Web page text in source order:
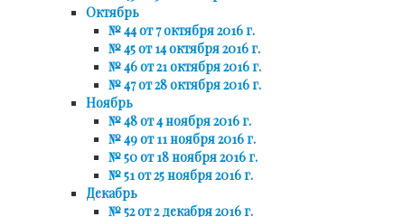
Октябрь
№ 44 от 7 октября 2016 г.
№ 45 от 14 октября 2016 г.
№ 46 от 21 октября 2016 г.
№ 47 от 28 октября 2016 г.
Ноябрь
№ 48 от 4 ноября 2016 г.
№ 49 от 11 ноября 2016 г.
№ 50 от 18 ноября 2016 г.
№ 51 от 25 ноября 2016 г.
Декабрь
№ 52 от 2 декабря 2016 г.